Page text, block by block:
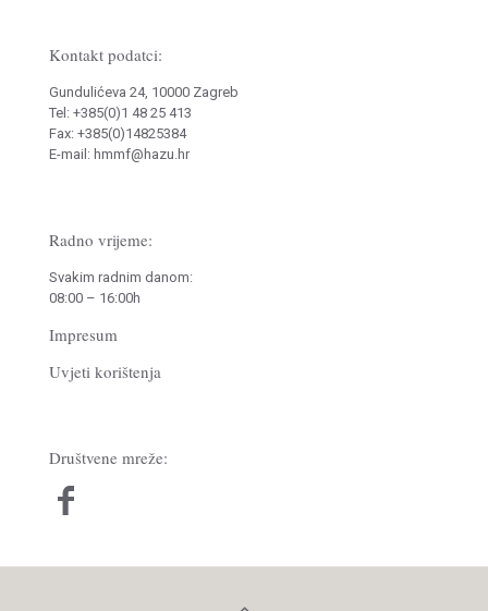
Kontakt podatci:
Gundulićeva 24, 10000 Zagreb
Tel: +385(0)1 48 25 413
Fax: +385(0)14825384
E-mail: hmmf@hazu.hr
Radno vrijeme:
Svakim radnim danom:
08:00 – 16:00h
Impresum
Uvjeti korištenja
Društvene mreže: